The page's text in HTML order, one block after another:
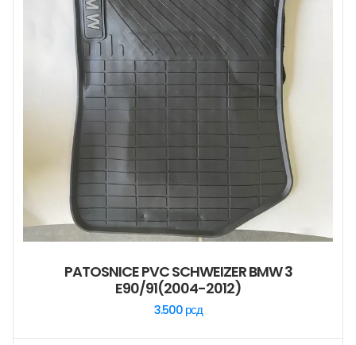
PATOSNICE PVC SCHWEIZER BMW 3
E90/91(2004-2012)
3.500 рсд